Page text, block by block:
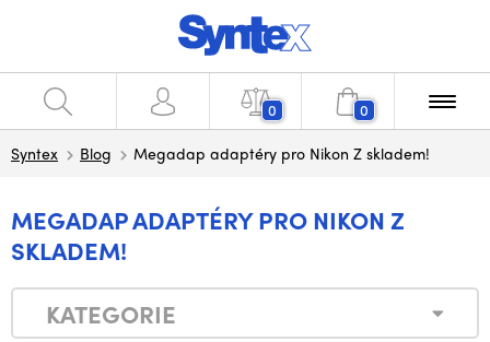
0 0
Syntex Blog Megadap adaptéry pro Nikon Z skladem!
MEGADAP ADAPTÉRY PRO NIKON Z
SKLADEM!
KATEGORIE